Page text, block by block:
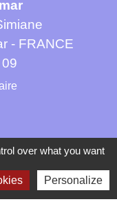
- FRANCE
confidentialité -
over what you want
Personalize